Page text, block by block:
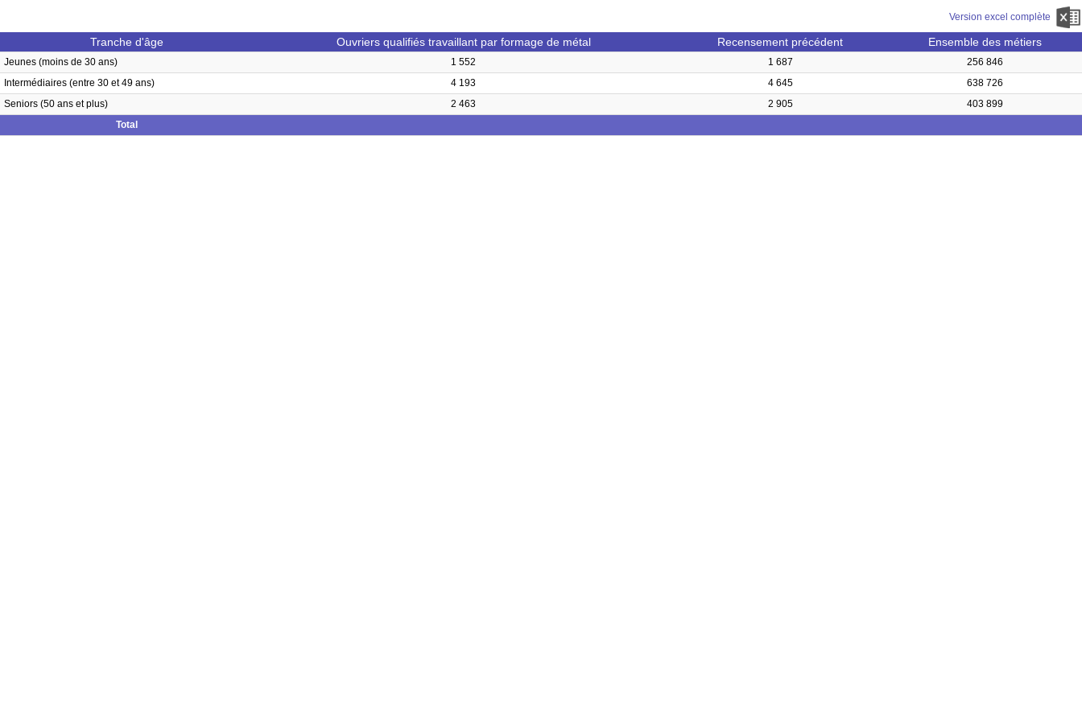
Version excel complète
Tranche d'âge Ouvriers qualifiés travaillant par formage de métal Recensement précédent Ensemble des métiers
Jeunes (moins de 30 ans) 1 552 1 687
256 846
Intermédiaires (entre 30 et 49 ans)
4 193 4 645
638 726
Seniors (50 ans et plus)
2 463 2 905
403 899
Total